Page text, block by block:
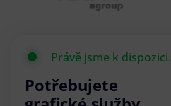
Právě jsme k dispozici.
Potřebujete